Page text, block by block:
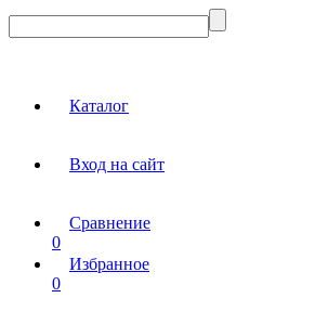
Каталог
Вход на сайт
Сравнение
0
Избранное
0